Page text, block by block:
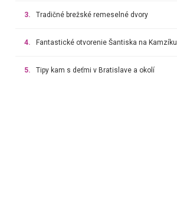
3. Tradičné brežské remeselné dvory
4. Fantastické otvorenie Šantiska na Kamzíku
5. Tipy kam s deťmi v Bratislave a okolí